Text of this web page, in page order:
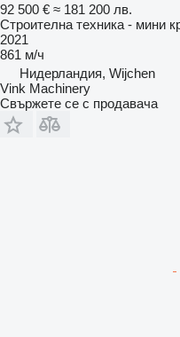
92 500 € ≈ 181 200 лв.
Строителна техника - мини
2021
861 м/ч
Нидерландия, Wijchen
Vink Machinery
Свържете се с продавача